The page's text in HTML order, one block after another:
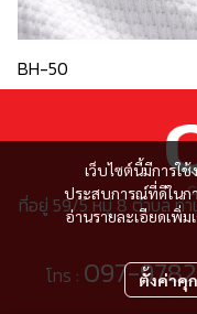
BH-50
เว็บไซต์นี้มีการใ
ประสบการณ์ที่ดีในก
อ่านรายละเอียดเพิ่ม
ตั้งค่าคุ
ที่อยู่ 59/5 หมู่ 8 ตำบล ท่า
โทร : 097-